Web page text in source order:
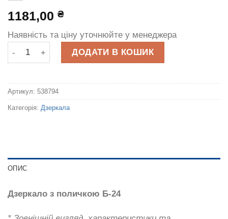
1181,00 ₴
Наявність та ціну уточнюйте у менеджера
Дзеркало з поличкою Б-24 кількість
ДОДАТИ В КОШИК
Артикул: 538794
Категорія: Дзеркала
ОПИС
Дзеркало з поличкою Б-24